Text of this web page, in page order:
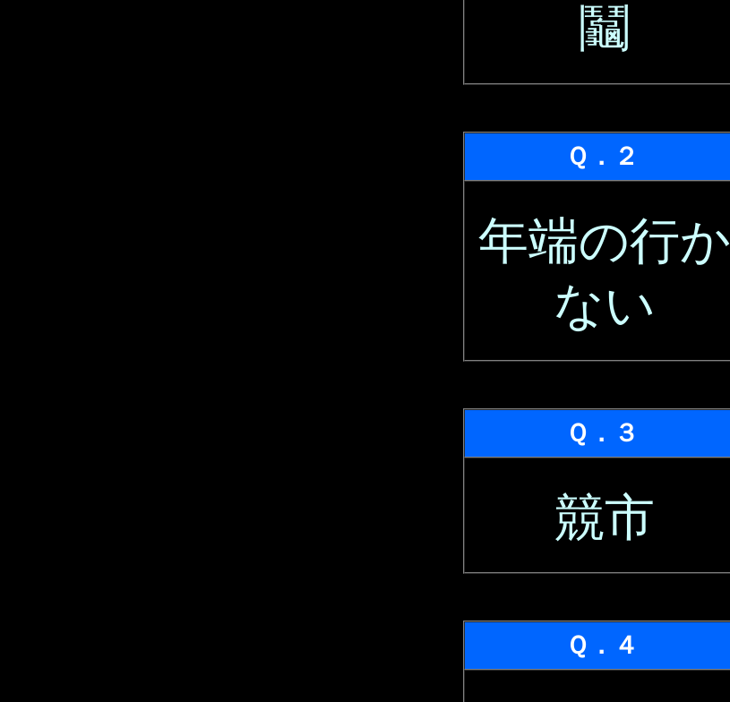
鬮
Ｑ．２
年端の行か
ない
Ｑ．３
競市
Ｑ．４